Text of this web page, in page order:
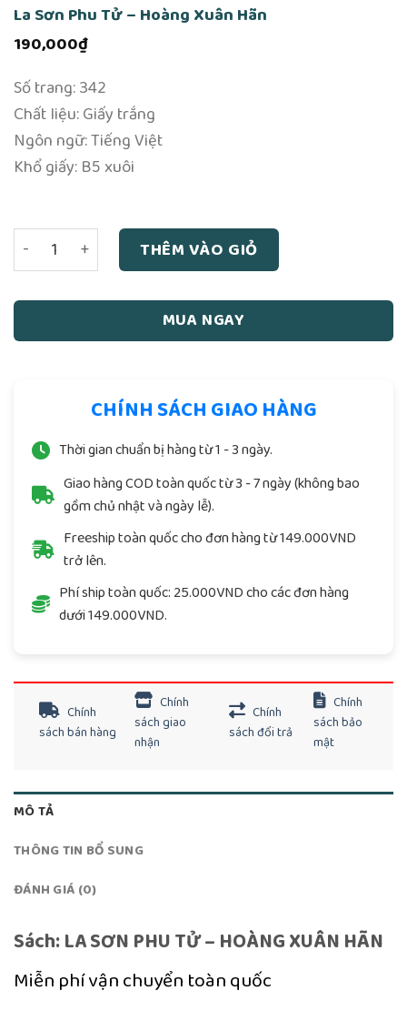
La Sơn Phu Tử – Hoàng Xuân Hãn
190,000₫
Số trang: 342
Chất liệu: Giấy trắng
Ngôn ngữ: Tiếng Việt
Khổ giấy: B5 xuôi
La Sơn Phu Tử - Hoàng Xuân Hãn số lượng
THÊM VÀO GIỎ
MUA NGAY
CHÍNH SÁCH GIAO HÀNG
Thời gian chuẩn bị hàng từ 1 - 3 ngày.
Giao hàng COD toàn quốc từ 3 - 7 ngày (không bao
gồm chủ nhật và ngày lễ).
Freeship toàn quốc cho đơn hàng từ 149.000VND
trở lên.
Phí ship toàn quốc: 25.000VND cho các đơn hàng
dưới 149.000VND.
Chính
sách bán hàng
Chính
sách giao
nhận
Chính
sách đổi trả
Chính
sách bảo
mật
MÔ TẢ
THÔNG TIN BỔ SUNG
ĐÁNH GIÁ (0)
Sách: LA SƠN PHU TỬ – HOÀNG XUÂN HÃN
Miễn phí vận chuyển toàn quốc